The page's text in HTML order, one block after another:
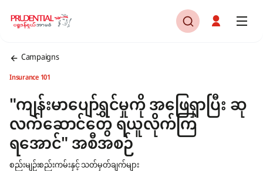
Campaigns
Insurance 101
"ကျန်းမာပျော်ရွှင်မှုကို အဖြေရှာပြီး ဆု
လက်ဆောင်တွေ ရယူလိုက်ကြ
ရအောင်" အစီအစဉ်
စည်းမျဉ်းစည်းကမ်းနှင့် သတ်မှတ်ချက်များ